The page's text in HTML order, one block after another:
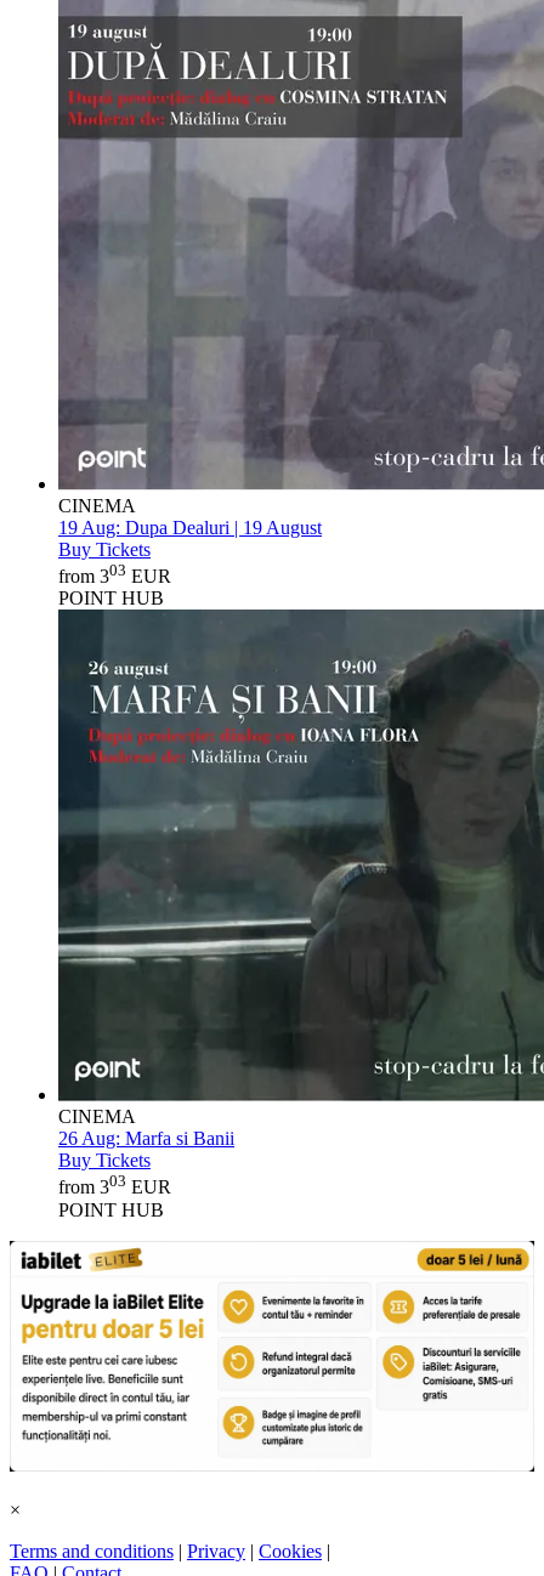
CINEMA
19 Aug: Dupa Dealuri | 19 August
Buy Tickets
from 303 EUR
POINT HUB
CINEMA
26 Aug: Marfa si Banii
Buy Tickets
from 303 EUR
POINT HUB
×
Terms and conditions | Privacy | Cookies |